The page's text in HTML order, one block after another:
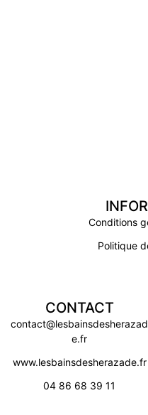
CONTACT
contact@lesbainsdesherazad
e.fr
www.lesbainsdesherazade.fr
04 86 68 39 11
Conditions
Politique